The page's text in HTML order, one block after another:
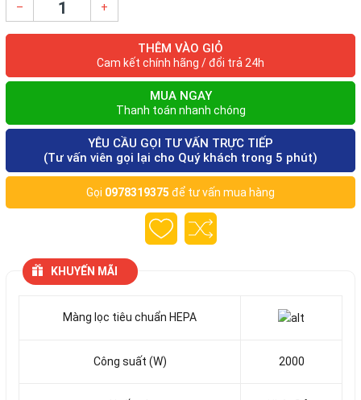
– +
THÊM VÀO GIỎ
Cam kết chính hãng / đổi trả 24h
MUA NGAY
Thanh toán nhanh chóng
YÊU CẦU GỌI TƯ VẤN TRỰC TIẾP
(Tư vấn viên gọi lại cho Quý khách trong 5 phút)
Gọi 0978319375 để tư vấn mua hàng
KHUYẾN MÃI
Màng lọc tiêu chuẩn HEPA
Công suất (W) 2000